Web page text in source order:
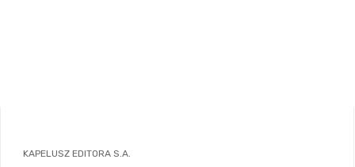
KAPELUSZ EDITORA S.A.